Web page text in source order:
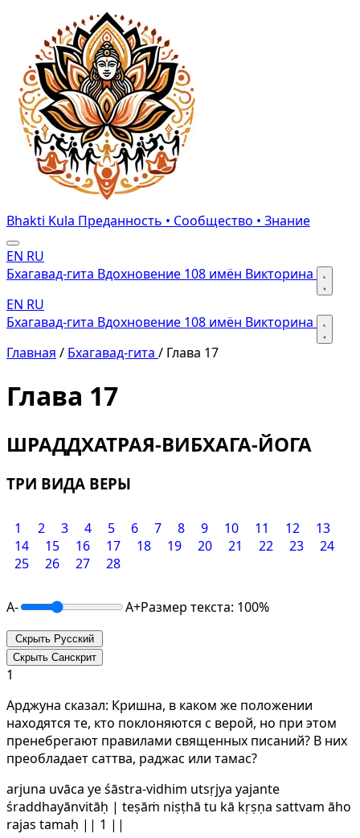
Bhakti Kula Преданность • Сообщество • Знание
EN RU
Бхагавад-гита Вдохновение 108 имён Викторина
EN RU
Бхагавад-гита Вдохновение 108 имён Викторина
Главная / Бхагавад-гита / Глава 17
Глава 17
ШРАДДХАТРАЯ-ВИБХАГА-ЙОГА
ТРИ ВИДА ВЕРЫ
1 2 3 4 5 6 7 8 9 10 11 12
13
14
15 16 17 18 19 20 21 22 23
24
25
26 27 28
A- A+Размер текста: 100%
Скрыть Русский
Скрыть Санскрит
1
Арджуна сказал: Кришна, в каком же положении
находятся те, кто поклоняются с верой, но при этом
пренебрегают правилами священных писаний? В них
преобладает саттва, раджас или тамас?
arjuna uvāca ye śāstra-vidhim utsṛjya yajante
śraddhayānvitāḥ | teṣāṁ niṣṭhā tu kā kṛṣṇa sattvam āho
rajas tamaḥ || 1 ||